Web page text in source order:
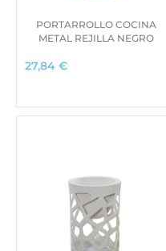
PORTARROLLO COCINA
METAL REJILLA NEGRO
27,84 €